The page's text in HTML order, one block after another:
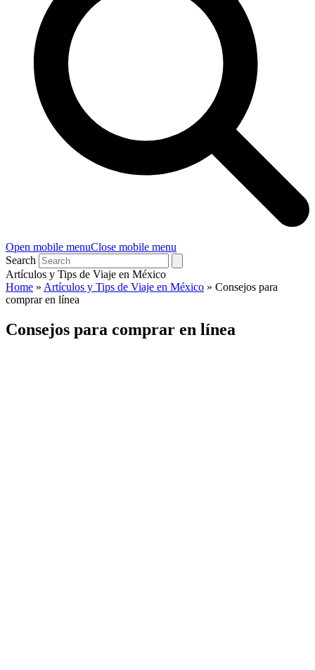
Open mobile menuClose mobile menu
Search
Artículos y Tips de Viaje en México
Home » Artículos y Tips de Viaje en México » Consejos para
comprar en línea
Consejos para comprar en línea